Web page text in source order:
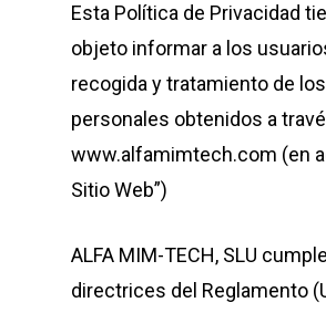
Esta Política de Privacidad
objeto informar a los
recogida y tratamiento de
personales obtenidos a
www.alfamimtech.com (en
Sitio Web”)
ALFA MIM-TECH, SLU
directrices del Reglamento